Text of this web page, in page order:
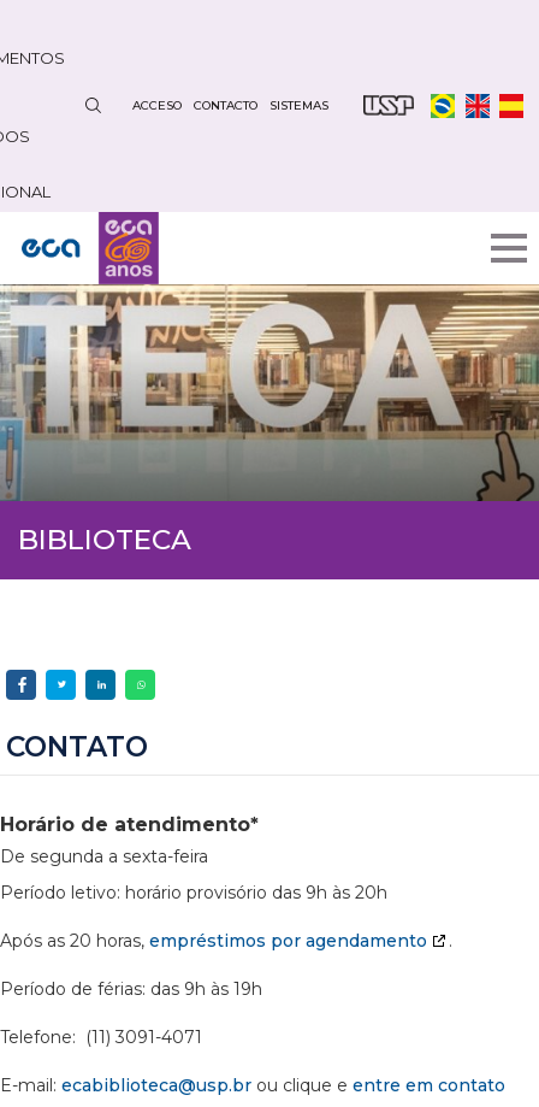
contenido
ACCESO CONTACTO SISTEMAS
BIBLIOTECA
CONTATO
Horário de atendimento*
De segunda a sexta-feira
Período letivo: horário provisório das 9h às 20h
Após as 20 horas, empréstimos por agendamento .
Período de férias: das 9h às 19h
Telefone: (11) 3091-4071
E-mail: ecabiblioteca@usp.br ou clique e entre em contato